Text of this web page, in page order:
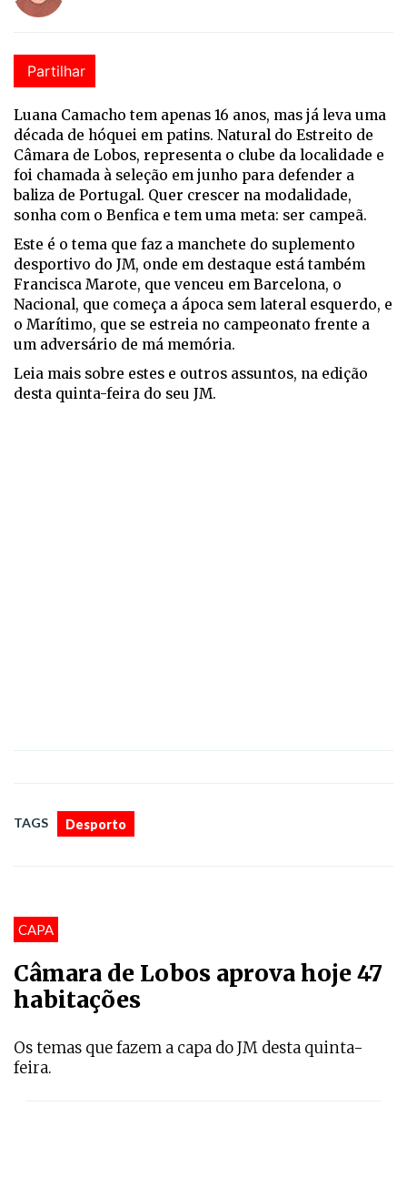
Partilhar
Luana Camacho tem apenas 16 anos, mas já leva uma
década de hóquei em patins. Natural do Estreito de
Câmara de Lobos, representa o clube da localidade e
foi chamada à seleção em junho para defender a
baliza de Portugal. Quer crescer na modalidade,
sonha com o Benfica e tem uma meta: ser campeã.
Este é o tema que faz a manchete do suplemento
desportivo do JM, onde em destaque está também
Francisca Marote, que venceu em Barcelona, o
Nacional, que começa a ápoca sem lateral esquerdo, e
o Marítimo, que se estreia no campeonato frente a
um adversário de má memória.
Leia mais sobre estes e outros assuntos, na edição
desta quinta-feira do seu JM.
TAGS Desporto
CAPA
Câmara de Lobos aprova hoje 47
habitações
Os temas que fazem a capa do JM desta quinta-
feira.